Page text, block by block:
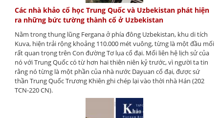
Các nhà khảo cổ học Trung Quốc và Uzbekistan phát hiện
ra những bức tường thành cổ ở Uzbekistan
Nằm trong thung lũng Fergana ở phía đông Uzbekistan, khu di tích
Kuva, hiện trải rộng khoảng 110.000 mét vuông, từng là một đầu mối
rất quan trọng trên Con đường Tơ lụa cổ đại. Mối liên hệ lịch sử của
nó với Trung Quốc có từ hơn hai thiên niên kỷ trước, vì người ta tin
rằng nó từng là một phần của nhà nước Dayuan cổ đại, được sứ
thần Trung Quốc Trương Khiên ghi chép lại vào thời nhà Hán (202
TCN-220 CN).